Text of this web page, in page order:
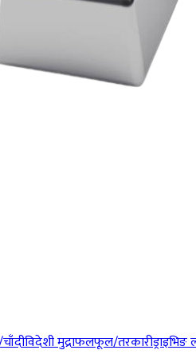
विदेशी मुद्राफलफूल/तरकारी